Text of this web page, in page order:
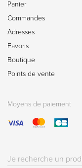
Panier
Commandes
Adresses
Favoris
Boutique
Points de vente
Moyens de paiement
Résultat(s)